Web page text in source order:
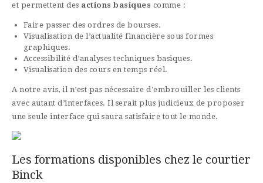
et permettent des actions basiques comme :
Faire passer des ordres de bourses.
Visualisation de l’actualité financière sous formes
graphiques.
Accessibilité d’analyses techniques basiques.
Visualisation des cours en temps réel.
A notre avis, il n’est pas nécessaire d’embrouiller les clients
avec autant d’interfaces. Il serait plus judicieux de proposer
une seule interface qui saura satisfaire tout le monde.
Les formations disponibles chez le courtier
Binck